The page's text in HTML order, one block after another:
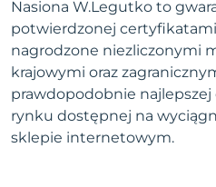
Nasiona W.Legutko to
potwierdzonej
nagrodzone niezliczonymi
krajowymi oraz
prawdopodobnie
rynku dostępnej na
sklepie internetowym.